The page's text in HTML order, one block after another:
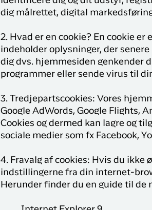
Flyrejser til
Qaqortoq
Flyrejser til
Kangerlussuaq
dig målrettet, digital
2. Hvad er en cookie? En cookie
indeholder oplysninger, der
dig dvs. hjemmesiden genkender
programmer eller sende virus til
3. Tredjepartscookies: Vores
Google AdWords, Google Flights,
Cookies og dermed kan lagre og
sociale medier som fx Facebook,
4. Fravalg af cookies: Hvis du ikke
indstillingerne fra din internet-
Herunder finder du en guide til de